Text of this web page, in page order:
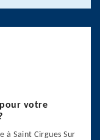
votre
Saint Cirgues Sur